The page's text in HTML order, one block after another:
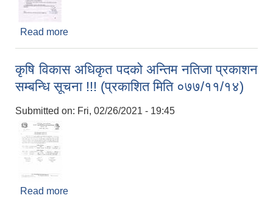
Read more
कृषि विकास अधिकृत पदको अन्तिम नतिजा प्रकाशन
सम्बन्धि सूचना !!! (प्रकाशित मिति ०७७/११/१४)
Submitted on: Fri, 02/26/2021 - 19:45
Read more